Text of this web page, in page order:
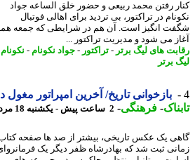
رفتن محمد ربیعی و حضور خلق الساعه جواد
در تراکتور، بی تردید برای اهالی فوتبال
انگیز است. آن هم در شرایطی که جمعه همین
می شود و مدیریت تراکتور ...
های لیگ برتر - تراکتور -جواد نکونام-نکونام-
برتر
بازخوانی تاریخ/ آخرین امپراتور مغول در
-فرهنگی-2 ساعت پیش - یکشنبه 18 مرداد 1405، 10:40
یک عکس تاریخی، بیشتر از صد ها صفحه کتاب
ثبت شد که بهادرشاه ظفر دیگر یک فرمانروای